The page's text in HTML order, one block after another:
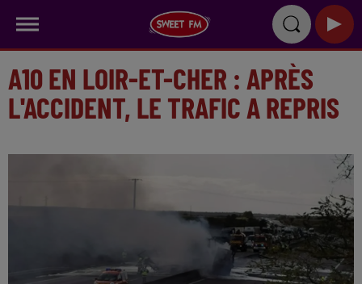
A10 EN LOIR-ET-CHER : APRÈS
L'ACCIDENT, LE TRAFIC A REPRIS